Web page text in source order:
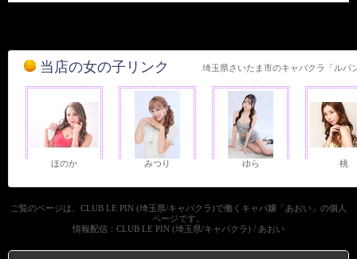
当店の女の子リンク 埼玉県さいたま市のキャバクラ「ルパ
ほのか みつり ゆら 桃
ご覧のページは、CLUB LE PIN (埼玉県/キャバクラ)で働くキャバ嬢「あおい」の個人
ページです。
情報配信：CLUB LE PIN (埼玉県/キャバクラ) / あおい